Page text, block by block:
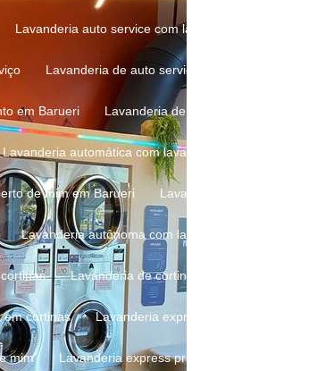
Lavanderia auto service com lava e seca
Lavanderia de auto serviço perto de mim
em Barueri Lavanderia de autoatendimento perto
Lavanderia automática com lava e seca
de mim em Barueri Lavanderia automatizada
Lavanderia autônoma com lava e seca em Barueri
Lavanderia de cortinas e persianas
em cortinas Lavanderia express Lavanderia
mim Lavanderia express preço Lavanderia